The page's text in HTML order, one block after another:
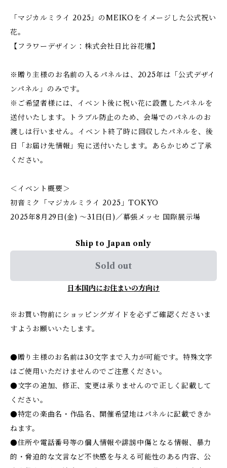
「マジカルミライ 2025」のMEIKOをイメージした公式祝い
花。
【フラワーデザイン：株式会社日比谷花壇】
※贈り主様のお名前の入るパネルは、2025年は「公式デザイ
ンパネル」のみです。
※ご希望者様には、イベント後に祝い花に設置したパネルを
送付いたします。トラブル防止のため、会場でのパネルのお
渡しは行いません。イベント終了時に回収したパネルを、後
日「お届け先情報」宛に送付いたします。あらかじめご了承
ください。
＜イベント概要＞
初音ミク「マジカルミライ 2025」TOKYO
2025年8月29日(金) ～31日(日)／幕張メッセ 国際展示場
Ship to Japan only
Sold out
日本国内にお住まいの方向け
※お買い物前にショッピングガイドを必ずご確認くださいま
すようお願いいたします。
●贈り主様のお名前は30文字まで入力が可能です。特殊文字
はご使用いただけませんのでご注意ください。
●文字の追加、修正、変更は承りませんので正しく記載して
ください。
●特定の楽曲名・作品名、開催希望地はパネルに記載できか
ねます。
●住所や電話番号等の個人情報や誹謗中傷となる情報、暴力
的・脅迫的な文言など不快感を与える可能性のある内容、公